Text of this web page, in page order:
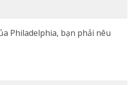
Philadelphia, bạn phải nêu